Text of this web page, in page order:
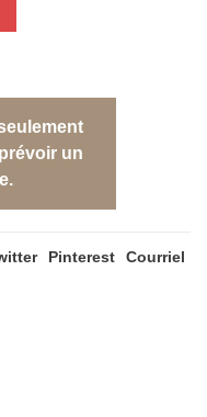
un
Pinterest Courriel